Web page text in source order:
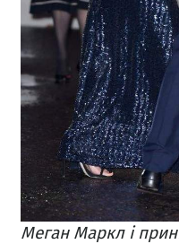
Меган Маркл і